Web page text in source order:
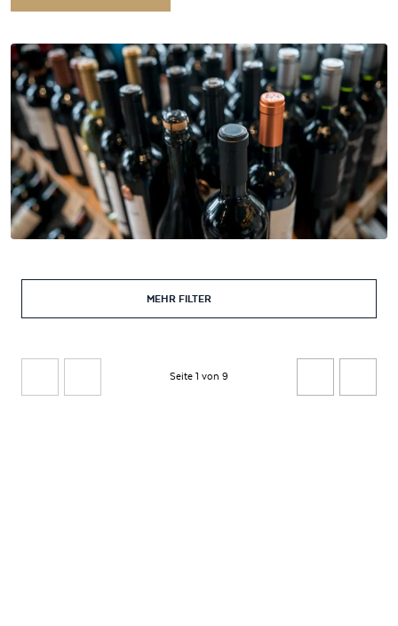
MEHR FILTER
Seite 1 von 9